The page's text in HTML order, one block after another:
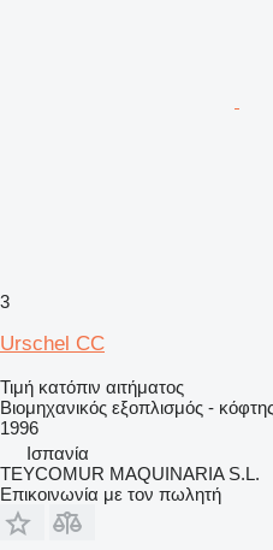
3
Urschel CC
Τιμή κατόπιν αιτήματος
Βιομηχανικός εξοπλισμός -
1996
Ισπανία
TEYCOMUR MAQUINARIA S.L.
Επικοινωνία με τον πωλητή